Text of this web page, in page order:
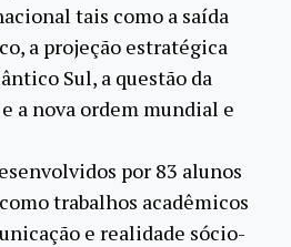
tais como a saída
a projeção estratégica
Sul, a questão da
a nova ordem mundial e
por 83 alunos
trabalhos acadêmicos
e realidade sócio-